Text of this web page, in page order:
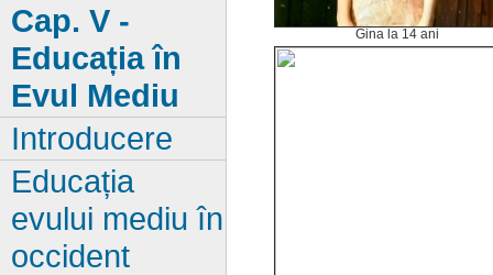
Gina la 14 ani
Cap. V -
Educația în
Evul Mediu
Introducere
Educația
evului mediu în
occident